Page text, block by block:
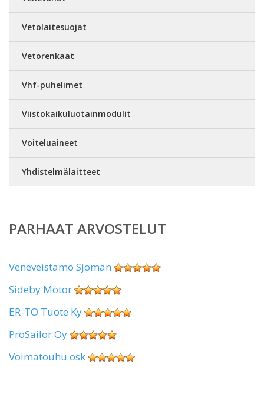
Vetolaitesuojat
Vetorenkaat
Vhf-puhelimet
Viistokaikuluotainmodulit
Voiteluaineet
Yhdistelmälaitteet
PARHAAT ARVOSTELUT
Veneveistämö Sjöman
Sideby Motor
ER-TO Tuote Ky
ProSailor Oy
Voimatouhu osk